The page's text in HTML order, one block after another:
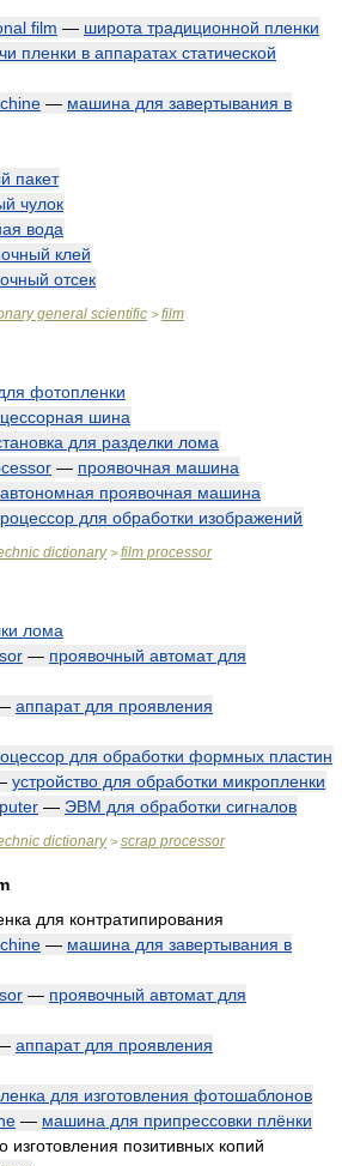
film — широта традиционной пленки
пленки в аппаратах статической
— машина для завертывания в
пакет
чулок
вода
клей
отсек
general scientific > film
фотопленки
шина
для разделки лома
— проявочная машина
автономная проявочная машина
для обработки изображений
dictionary> film processor
лома
— проявочный автомат для
аппарат для проявления
для обработки формных пластин
устройство для обработки микропленки
— ЭВМ для обработки сигналов
dictionary> scrap processor
для контратипирования
— машина для завертывания в
— проявочный автомат для
аппарат для проявления
для изготовления фотошаблонов
— машина для припрессовки плёнки
изготовления позитивных копий